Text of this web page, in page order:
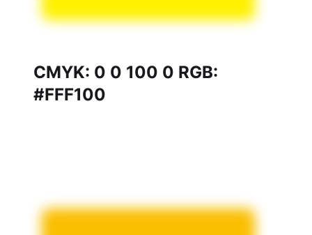
CMYK: 0 0 100 0 RGB:
#FFF100